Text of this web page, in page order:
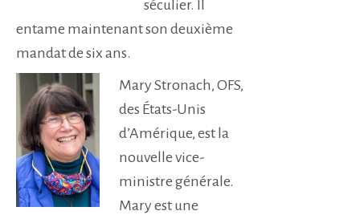
séculier. Il
entame maintenant son deuxième
mandat de six ans.
Mary Stronach, OFS,
des États-Unis
d’Amérique, est la
nouvelle vice-
ministre générale.
Mary est une